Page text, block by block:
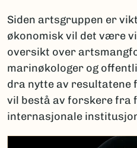
Siden artsgruppen er
økonomisk vil det være
oversikt over
marinøkologer og
dra nytte av resultatene
vil bestå av forskere fra
internasjonale